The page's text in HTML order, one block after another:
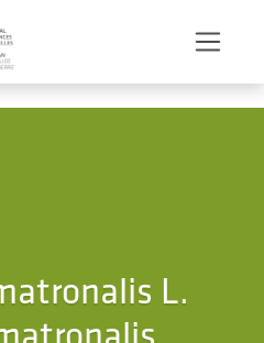
L.